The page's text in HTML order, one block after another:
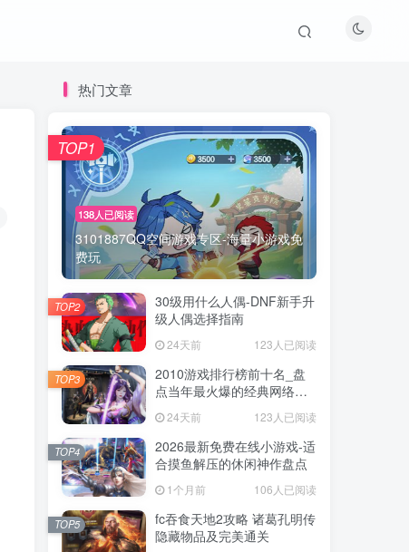
热门文章
138人已阅读
3101887QQ空间游戏专区-海量小游戏免
费玩
TOP1
30级用什么人偶-DNF新手升
级人偶选择指南
24天前 123人已阅读
TOP2
2010游戏排行榜前十名_盘
点当年最火爆的经典网络游
24天前 123人已阅读
TOP3
2026最新免费在线小游戏-适
合摸鱼解压的休闲神作盘点
1个月前 106人已阅读
TOP4
fc吞食天地2攻略 诸葛孔明传
隐藏物品及完美通关
TOP5